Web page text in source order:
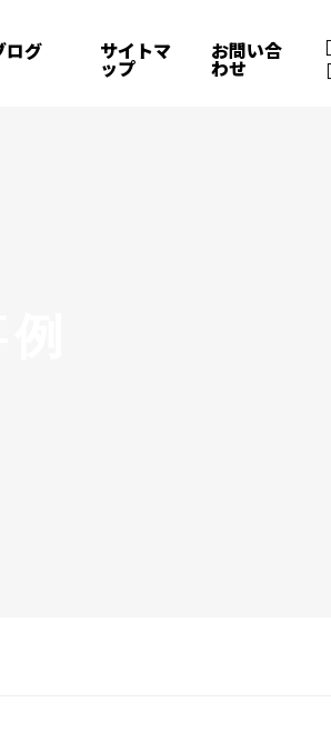
ログ サイトマ
ップ
お問い合
わせ